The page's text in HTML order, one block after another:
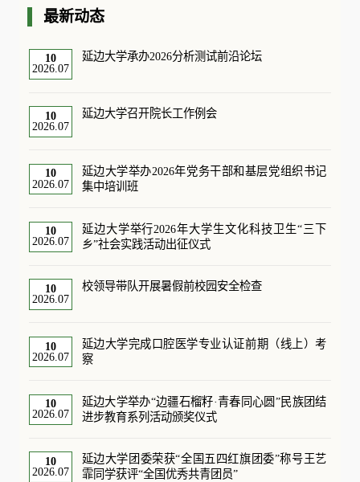
最新动态
10
2026.07
延边大学承办2026分析测试前沿论坛
10
2026.07
延边大学召开院长工作例会
10
2026.07
延边大学举办2026年党务干部和基层党组织书记
集中培训班
10
2026.07
延边大学举行2026年大学生文化科技卫生“三下
乡”社会实践活动出征仪式
10
2026.07
校领导带队开展暑假前校园安全检查
10
2026.07
延边大学完成口腔医学专业认证前期（线上）考
察
10
2026.07
延边大学举办“边疆石榴籽·青春同心圆”民族团结
进步教育系列活动颁奖仪式
10
2026.07
延边大学团委荣获“全国五四红旗团委”称号王艺
霏同学获评“全国优秀共青团员”